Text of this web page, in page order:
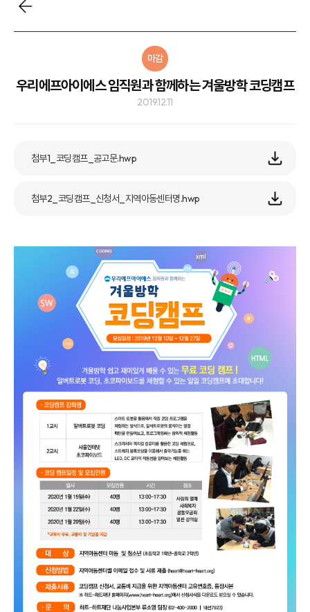
마감
우리에프아이에스 임직원과 함께하는 겨울방학 코딩캠프
2019.12.11
첨부1_코딩캠프_공고문.hwp
첨부2_코딩캠프_신청서_지역아동센터명.hwp